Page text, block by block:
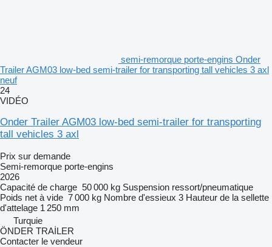
semi-remorque porte-engins Onder
Trailer AGM03 low-bed semi-trailer for transporting tall vehicles 3 axl
neuf
24
VIDÉO
Onder Trailer AGM03 low-bed semi-trailer for transporting
tall vehicles 3 axl
Prix sur demande
Semi-remorque porte-engins
2026
Capacité de charge 50 000 kg Suspension ressort/pneumatique
Poids net à vide 7 000 kg Nombre d'essieux 3 Hauteur de la sellette
d'attelage 1 250 mm
Turquie
ÖNDER TRAİLER
Contacter le vendeur